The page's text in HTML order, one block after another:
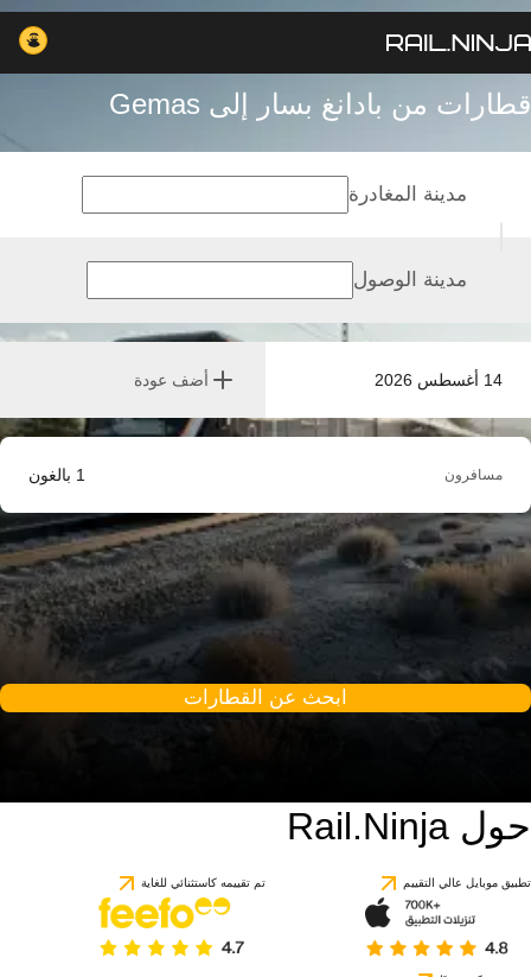
قطارات من بادانغ بسار إلى Gemas
14 أغسطس 2026 أضف عودة
مدينة المغادرة
مدينة الوصول
مسافرون 1 بالغون
ابحث عن القطارات
حول Rail.Ninja
تطبيق موبايل عالي التقييم تم تقييمه كاستثنائي للغاية